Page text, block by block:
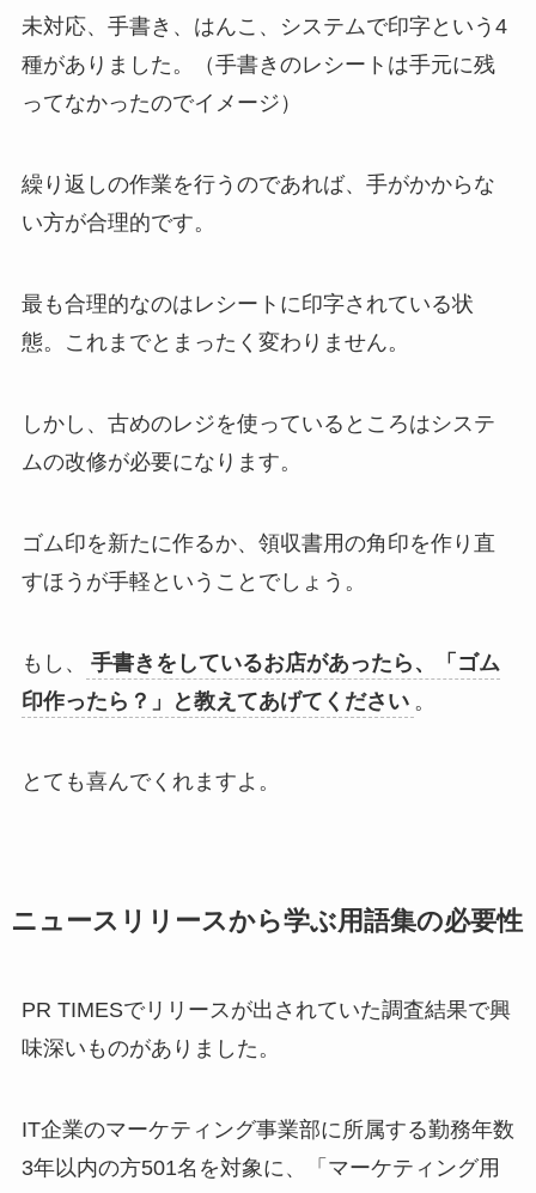
未対応、手書き、はんこ、システムで印字という4
種がありました。（手書きのレシートは手元に残
ってなかったのでイメージ）
繰り返しの作業を行うのであれば、手がかからな
い方が合理的です。
最も合理的なのはレシートに印字されている状
態。これまでとまったく変わりません。
しかし、古めのレジを使っているところはシステ
ムの改修が必要になります。
ゴム印を新たに作るか、領収書用の角印を作り直
すほうが手軽ということでしょう。
もし、
手書きをしているお店があったら、「ゴム
印作ったら？」と教えてあげてください 。
とても喜んでくれますよ。
ニュースリリースから学ぶ用語集の必要性
PR TIMESでリリースが出されていた調査結果で興
味深いものがありました。
IT企業のマーケティング事業部に所属する勤務年数
3年以内の方501名を対象に、「マーケティング用